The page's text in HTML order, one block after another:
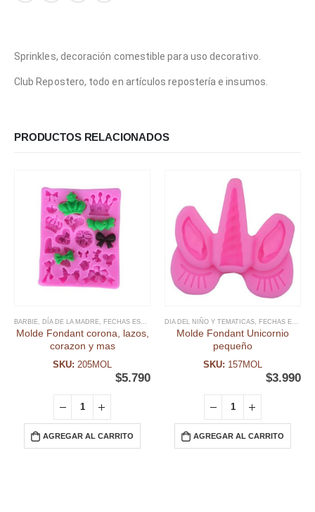
Sprinkles, decoración comestible para uso decorativo.
Club Repostero, todo en artículos repostería e insumos.
PRODUCTOS RELACIONADOS
BARBIE DÍA DE LA MADRE FECHAS ESPECIALES , FONDANT,MOLDE FONDANT,MOLDES
Molde Fondant corona, lazos,
corazon y mas
SKU: 205MOL
$5.790
AGREGAR AL CARRITO
DIA DEL NIÑO Y TEMATICAS FECHAS ESPECIALES
Molde Fondant Unicornio
pequeño
SKU: 157MOL
$3.990
AGREGAR AL CARRITO